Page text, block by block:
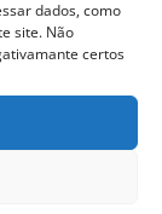
dados, como
site. Não
certos